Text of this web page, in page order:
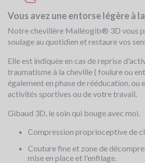
Vous avez une entorse légère à
Notre chevillère Malléogib® 3D vous
soulage au quotidien et restaure vos
Elle est indiquée en cas de reprise
traumatisme à la cheville ( foulure ou
également en phase de rééducation, ou
activités sportives ou de votre travail.
Gibaud 3D, le soin qui bouge avec moi.
Compression proprioceptive de
Couture fine et zone de
mise en place et l'enfilage.